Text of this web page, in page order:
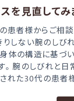
を見直してみ
患者様からご相
りしない腕のしび
体の構造に基づ
。 腕のしびれと
れた30代の患者